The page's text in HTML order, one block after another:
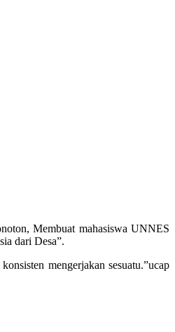
Membuat mahasiswa UNNES
dari Desa”.
mengerjakan sesuatu.”ucap